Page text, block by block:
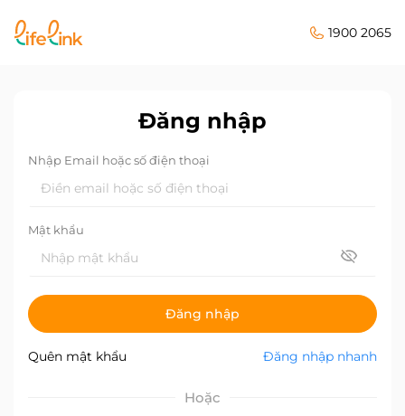
1900 2065
Đăng nhập
Nhập Email hoặc số điện thoại
Mật khẩu
Đăng nhập
Quên mật khẩu Đăng nhập nhanh
Hoặc